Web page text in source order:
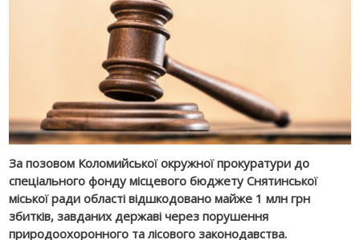
За позовом Коломийської окружної прокуратури до
спеціального фонду місцевого бюджету Снятинської
міської ради області відшкодовано майже 1 млн грн
збитків, завданих державі через порушення
природоохоронного та лісового законодавства.